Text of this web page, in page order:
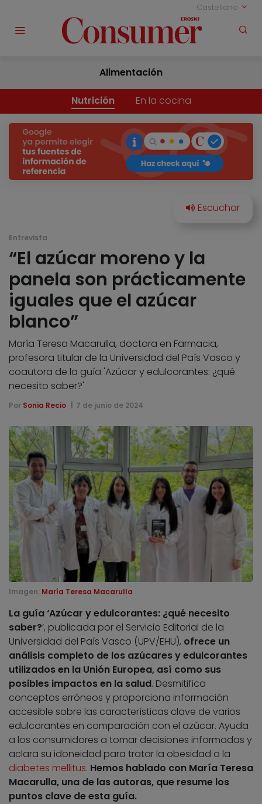
Castellano
Alimentación
Nutrición En la cocina
Entrevista
“El azúcar moreno y la
panela son prácticamente
iguales que el azúcar
blanco”
María Teresa Macarulla, doctora en Farmacia,
profesora titular de la Universidad del País Vasco y
coautora de la guía 'Azúcar y edulcorantes: ¿qué
necesito saber?'
Por Sonia Recio 7 de junio de 2024
Imagen: María Teresa Macarulla
La guía ‘Azúcar y edulcorantes: ¿qué necesito
saber?‘, publicada por el Servicio Editorial de la
Universidad del País Vasco (UPV/EHU), ofrece un
análisis completo de los azúcares y edulcorantes
utilizados en la Unión Europea, así como sus
posibles impactos en la salud. Desmitifica
conceptos erróneos y proporciona información
accesible sobre las características clave de varios
edulcorantes en comparación con el azúcar. Ayuda
a los consumidores a tomar decisiones informadas y
aclara su idoneidad para tratar la obesidad o la
diabetes mellitus. Hemos hablado con María Teresa
Macarulla, una de las autoras, que resume los
puntos clave de esta guía.